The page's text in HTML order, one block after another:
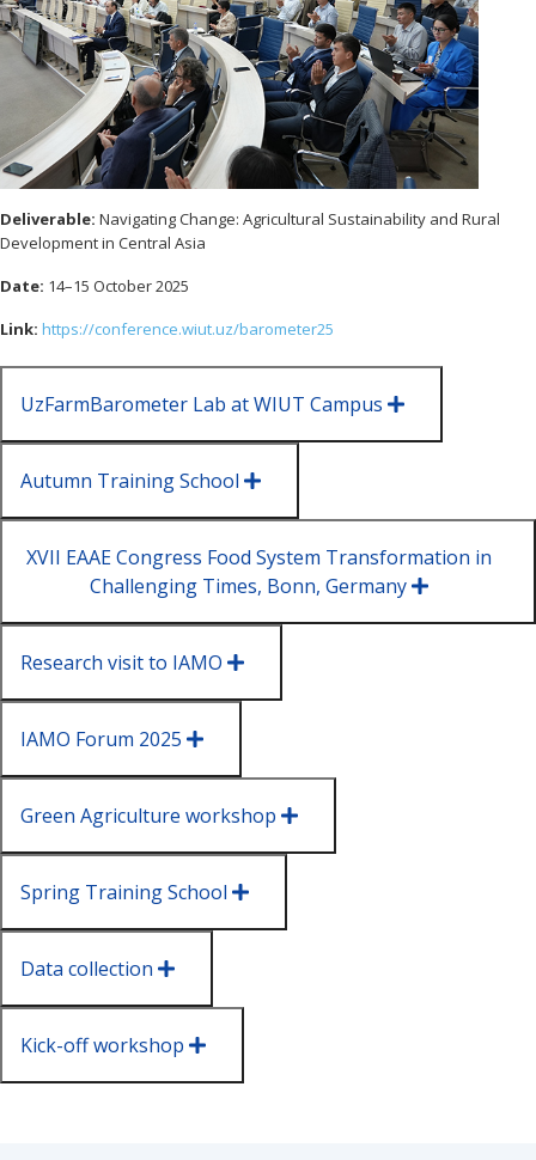
Deliverable: Navigating Change: Agricultural Sustainability and Rural
Development in Central Asia
Date: 14–15 October 2025
Link: https://conference.wiut.uz/barometer25
UzFarmBarometer Lab at WIUT Campus
Autumn Training School
XVII EAAE Congress Food System Transformation in
Challenging Times, Bonn, Germany
Research visit to IAMO
IAMO Forum 2025
Green Agriculture workshop
Spring Training School
Data collection
Kick-off workshop